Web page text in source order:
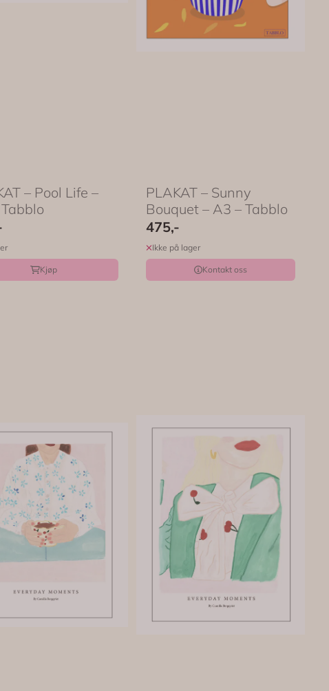
– Pool Life –
Kjøp
PLAKAT – Sunny
Bouquet – A3 – Tabblo
475,-
Ikke på lager
Kontakt oss